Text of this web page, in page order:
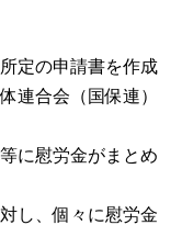
定の申請書を作成
連合会（国保連）
に慰労金がまとめ
し、個々に慰労金